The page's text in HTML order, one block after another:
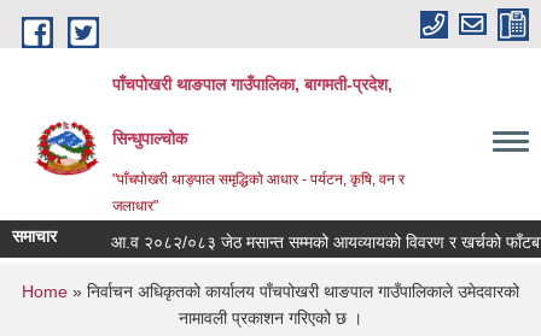
Skip to main content
पाँचपोखरी थाङपाल गाउँपालिका, बागमती-प्रदेश,
सिन्धुपाल्चोक
"पाँचपोखरी थाङ्पाल समृद्धिको आधार - पर्यटन, कृषि, वन र
जलाधार"
समाचार आ.व २०८२/०८३ जेठ मसान्त सम्मको आयव्यायको विवरण र खर्चको फाँटबारी ।
You are here
Home » निर्वाचन अधिकृतको कार्यालय पाँचपोखरी थाङपाल गाउँपालिकाले उमेदवारको
नामावली प्रकाशन गरिएको छ ।